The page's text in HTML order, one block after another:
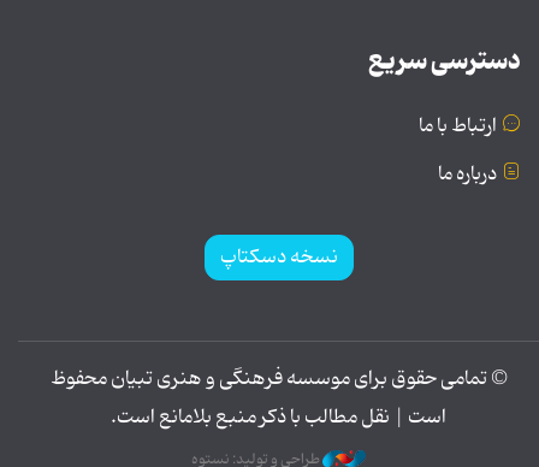
دسترسی سریع
ارتباط با ما
درباره ما
نسخه دسکتاپ
© تمامی حقوق برای موسسه فرهنگی و هنری تبیان محفوظ
است | نقل مطالب با ذکر منبع بلامانع است.
طراحی و تولید: نستوه